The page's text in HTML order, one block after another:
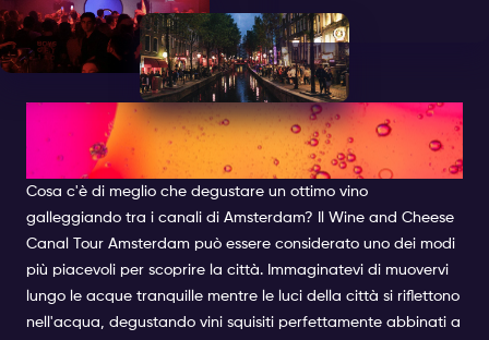
SCOPRI LE CROCIERE CON
VINO E FORMAGGIO
Cosa c'è di meglio che degustare un ottimo vino
galleggiando tra i canali di Amsterdam? Il Wine and Cheese
Canal Tour Amsterdam può essere considerato uno dei modi
più piacevoli per scoprire la città. Immaginatevi di muovervi
lungo le acque tranquille mentre le luci della città si riflettono
nell'acqua, degustando vini squisiti perfettamente abbinati a